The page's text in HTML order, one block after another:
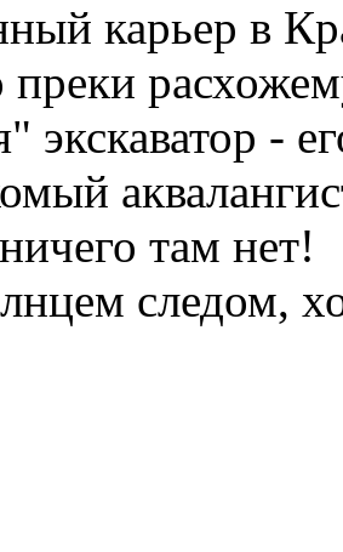
карьер в
преки
экскаватор -
там нет!
следом,